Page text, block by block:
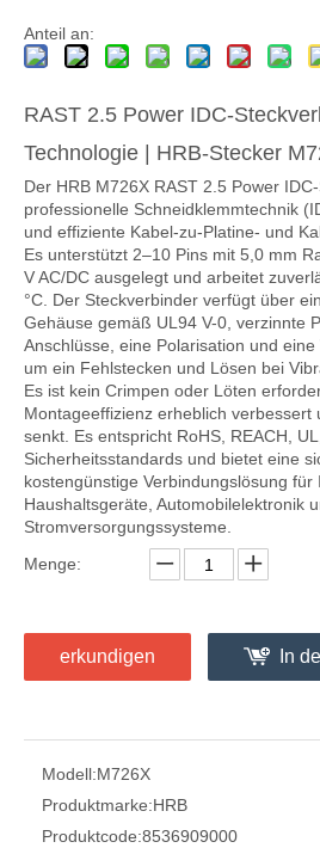
Anteil an:
RAST 2.5 Power IDC-
Technologie | HRB-Stecker
Der HRB M726X RAST 2.5 Power
professionelle Schneidklemmtechnik
und effiziente Kabel-zu-Platine- und
Es unterstützt 2–10 Pins mit 5,0 mm
V AC/DC ausgelegt und arbeitet
°C. Der Steckverbinder verfügt über
Gehäuse gemäß UL94 V-0, verzinnte
Anschlüsse, eine Polarisation und eine
um ein Fehlstecken und Lösen bei
Es ist kein Crimpen oder Löten
Montageeffizienz erheblich verbessert
senkt. Es entspricht RoHS, REACH,
Sicherheitsstandards und bietet eine
kostengünstige Verbindungslösung für
Haushaltsgeräte, Automobilelektronik
Stromversorgungssysteme.
Menge:
erkundigen In
Modell:M726X
Produktmarke:HRB
Produktcode:8536909000